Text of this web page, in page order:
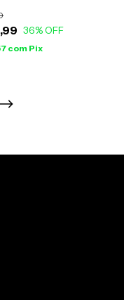
36% OFF
com Pix